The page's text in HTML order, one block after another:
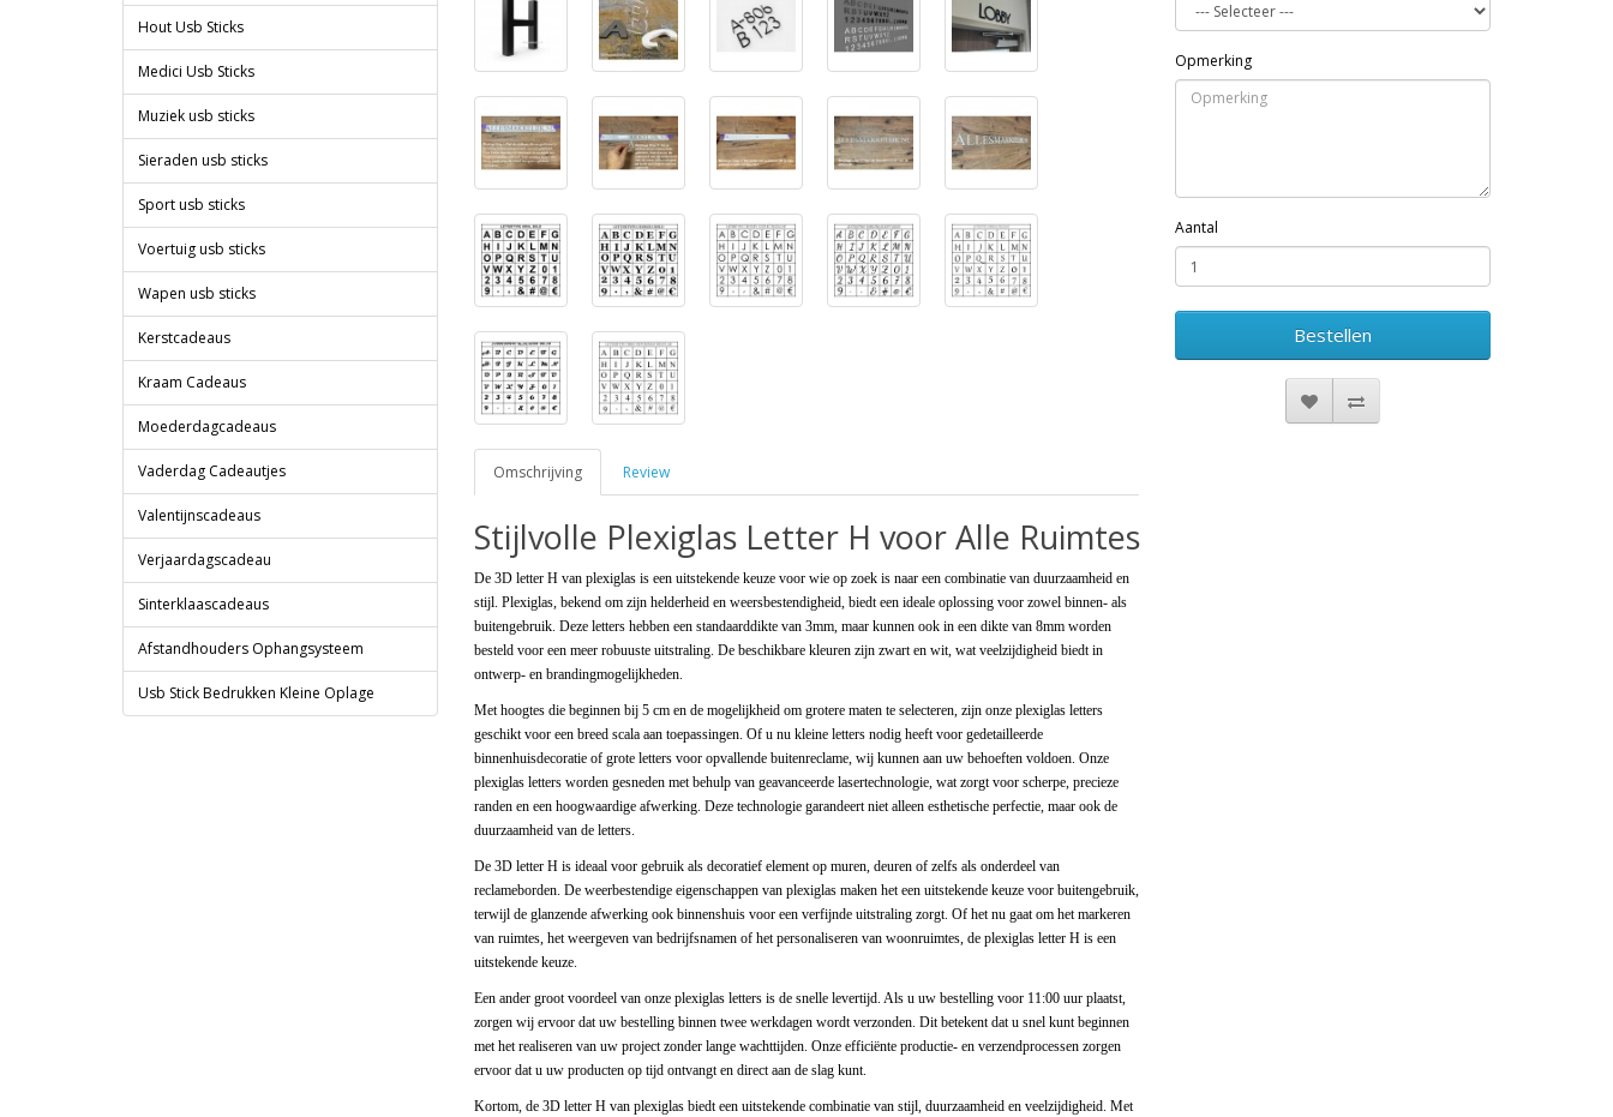
Hout Usb Sticks
Medici Usb Sticks
Muziek usb sticks
Sieraden usb sticks
Sport usb sticks
Voertuig usb sticks
Wapen usb sticks
Kerstcadeaus
Kraam Cadeaus
Moederdagcadeaus
Vaderdag Cadeautjes
Valentijnscadeaus
Verjaardagscadeau
Sinterklaascadeaus
Afstandhouders Ophangsysteem
Usb Stick Bedrukken Kleine Oplage
Omschrijving Review
Stijlvolle Plexiglas Letter H voor Alle Ruimtes
De 3D letter H van plexiglas is een uitstekende keuze voor wie op zoek is naar een combinatie van duurzaamheid en
stijl. Plexiglas, bekend om zijn helderheid en weersbestendigheid, biedt een ideale oplossing voor zowel binnen- als
buitengebruik. Deze letters hebben een standaarddikte van 3mm, maar kunnen ook in een dikte van 8mm worden
besteld voor een meer robuuste uitstraling. De beschikbare kleuren zijn zwart en wit, wat veelzijdigheid biedt in
ontwerp- en brandingmogelijkheden.
Met hoogtes die beginnen bij 5 cm en de mogelijkheid om grotere maten te selecteren, zijn onze plexiglas letters
geschikt voor een breed scala aan toepassingen. Of u nu kleine letters nodig heeft voor gedetailleerde
binnenhuisdecoratie of grote letters voor opvallende buitenreclame, wij kunnen aan uw behoeften voldoen. Onze
plexiglas letters worden gesneden met behulp van geavanceerde lasertechnologie, wat zorgt voor scherpe, precieze
randen en een hoogwaardige afwerking. Deze technologie garandeert niet alleen esthetische perfectie, maar ook de
duurzaamheid van de letters.
De 3D letter H is ideaal voor gebruik als decoratief element op muren, deuren of zelfs als onderdeel van
reclameborden. De weerbestendige eigenschappen van plexiglas maken het een uitstekende keuze voor buitengebruik,
terwijl de glanzende afwerking ook binnenshuis voor een verfijnde uitstraling zorgt. Of het nu gaat om het markeren
van ruimtes, het weergeven van bedrijfsnamen of het personaliseren van woonruimtes, de plexiglas letter H is een
uitstekende keuze.
Een ander groot voordeel van onze plexiglas letters is de snelle levertijd. Als u uw bestelling voor 11:00 uur plaatst,
zorgen wij ervoor dat uw bestelling binnen twee werkdagen wordt verzonden. Dit betekent dat u snel kunt beginnen
met het realiseren van uw project zonder lange wachttijden. Onze efficiënte productie- en verzendprocessen zorgen
ervoor dat u uw producten op tijd ontvangt en direct aan de slag kunt.
Kortom, de 3D letter H van plexiglas biedt een uitstekende combinatie van stijl, duurzaamheid en veelzijdigheid. Met
Opmerking
Aantal
Bestellen